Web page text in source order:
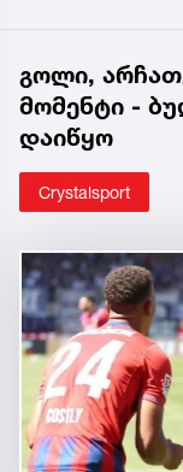
გოლი,
მომენტი -
დაიწყო
Crystalsport